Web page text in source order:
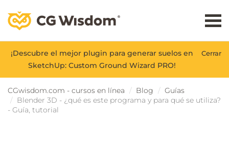
Cerrar
¡Descubre el mejor plugin para generar suelos en
SketchUp: Custom Ground Wizard PRO!
CGwisdom.com - cursos en línea Blog
Guías
Blender 3D - ¿qué es este programa y para qué se utiliza?
- Guía, tutorial